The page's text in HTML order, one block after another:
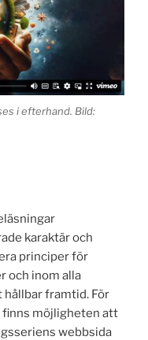
i efterhand. Bild:
karaktär och
principer för
och inom alla
framtid. För
finns möjligheten att
webbsida